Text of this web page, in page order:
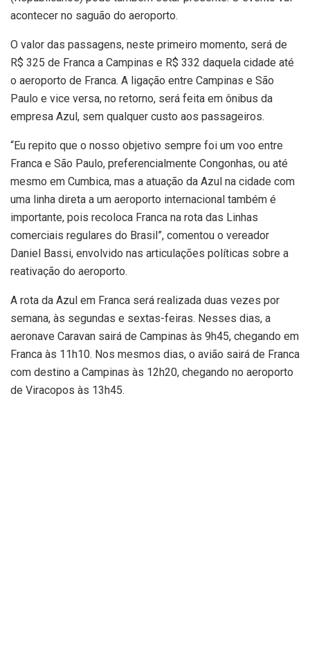
acontecer no saguão do aeroporto.
O valor das passagens, neste primeiro momento, será de
R$ 325 de Franca a Campinas e R$ 332 daquela cidade até
o aeroporto de Franca. A ligação entre Campinas e São
Paulo e vice versa, no retorno, será feita em ônibus da
empresa Azul, sem qualquer custo aos passageiros.
“Eu repito que o nosso objetivo sempre foi um voo entre
Franca e São Paulo, preferencialmente Congonhas, ou até
mesmo em Cumbica, mas a atuação da Azul na cidade com
uma linha direta a um aeroporto internacional também é
importante, pois recoloca Franca na rota das Linhas
comerciais regulares do Brasil”, comentou o vereador
Daniel Bassi, envolvido nas articulações políticas sobre a
reativação do aeroporto.
A rota da Azul em Franca será realizada duas vezes por
semana, às segundas e sextas-feiras. Nesses dias, a
aeronave Caravan sairá de Campinas às 9h45, chegando em
Franca às 11h10. Nos mesmos dias, o avião sairá de Franca
com destino a Campinas às 12h20, chegando no aeroporto
de Viracopos às 13h45.